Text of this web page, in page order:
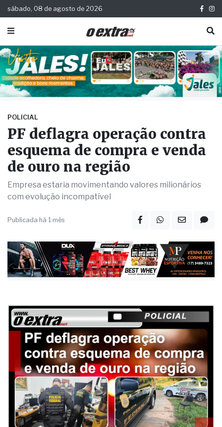
sábado, 08 de agosto de 2026
POLICIAL
PF deflagra operação contra
esquema de compra e venda
de ouro na região
Empresa estaria movimentando valores milionários